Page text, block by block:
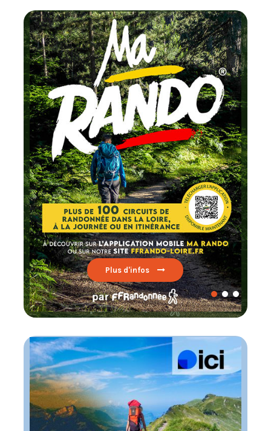
Chaque mois
testez un circuit labellisé
FFRandonnée
Lire par ici